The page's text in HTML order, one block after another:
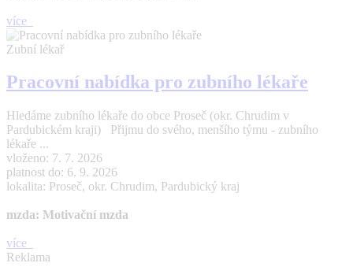
více
Zubní lékař
Pracovní nabídka pro zubního lékaře
Hledáme zubního lékaře do obce Proseč (okr. Chrudim v
Pardubickém kraji) Přijmu do svého, menšího týmu - zubního
lékaře ...
vloženo: 7. 7. 2026
platnost do: 6. 9. 2026
lokalita: Proseč, okr. Chrudim, Pardubický kraj
mzda: Motivační mzda
více
Reklama